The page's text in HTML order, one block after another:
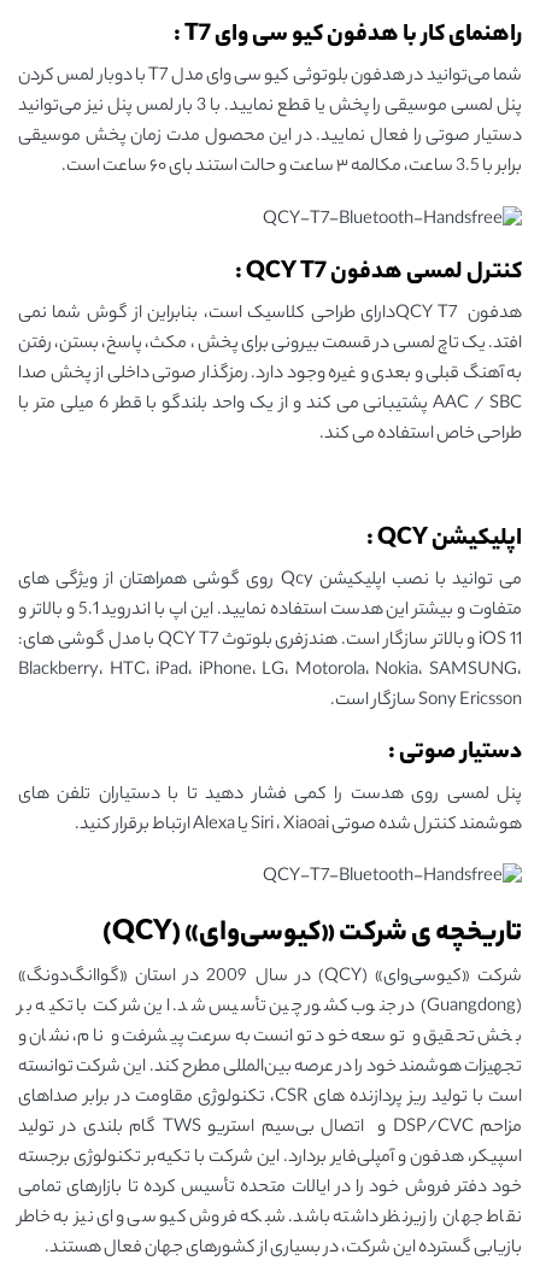
راهنمای کار با هدفون کیو سی وای T7 :
شما می‌توانید در هدفون بلوتوثی کیو سی وای مدل T7 با دوبار لمس کردن
پنل لمسی موسیقی را پخش یا قطع نمایید. با 3 بار لمس پنل نیز می‌توانید
دستیار صوتی را فعال نمایید. در این محصول مدت زمان پخش موسیقی
برابر با 3.5 ساعت، مکالمه ۳ ساعت و حالت استند بای ۶۰ ساعت است.
کنترل لمسی هدفون QCY T7 :
هدفون QCY T7دارای طراحی کلاسیک است، بنابراین از گوش شما نمی
افتد. یک تاچ لمسی در قسمت بیرونی برای پخش ، مکث، پاسخ، بستن، رفتن
به آهنگ قبلی و بعدی و غیره وجود دارد. رمزگذار صوتی داخلی از پخش صدا
AAC / SBC پشتیبانی می کند و از یک واحد بلندگو با قطر 6 میلی متر با
طراحی خاص استفاده می کند.
اپلیکیشن QCY :
می توانید با نصب اپلیکیشن Qcy روی گوشی همراهتان از ویژگی های
متفاوت و بیشتر این هدست استفاده نمایید. این اپ با اندروید 5.1 و بالاتر و
iOS 11 و بالاتر سازگار است. هندزفری بلوتوث QCY T7 با مدل گوشی های:
Blackberry، HTC، iPad، iPhone، LG، Motorola، Nokia، SAMSUNG،
Sony Ericsson سازگار است.
دستیار صوتی :
پنل لمسی روی هدست را کمی فشار دهید تا با دستیاران تلفن های
هوشمند کنترل شده صوتی Siri ، Xiaoai یا Alexa ارتباط برقرار کنید.
تاریخچه ی شرکت «کیوسی‌وای» (QCY)
شرکت «کیوسی‌وای» (QCY) در سال 2009 در استان «گواانگ‌دونگ»
(Guangdong) در جنوب کشور چین تأسیس شد. این شرکت با تکیه‌ بر
بخش تحقیق و توسعه خود توانست به‌سرعت پیشرفت و نام، نشان و
تجهیزات هوشمند خود را در عرصه بین‌المللی مطرح کند. این شرکت توانسته
است با تولید ریز پردازنده‌ های CSR، تکنولوژی مقاومت در برابر صداهای
مزاحم DSP/CVC و اتصال بی‌سیم استریو TWS گام بلندی در تولید
اسپیکر، هدفون و آمپلی‌فایر بردارد. این شرکت با تکیه‌بر تکنولوژی برجسته
خود دفتر فروش خود را در ایالات‌ متحده تأسیس کرده تا بازارهای تمامی
نقاط جهان را زیرنظر داشته باشد. شبکه فروش کیو سی‌ وای نیز به خاطر
بازیابی گسترده این شرکت، در بسیاری از کشورهای جهان فعال هستند.